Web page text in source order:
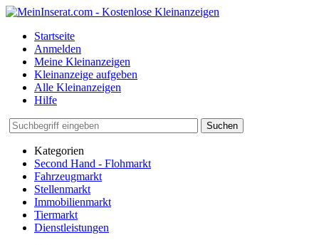
Startseite
Anmelden
Meine Kleinanzeigen
Kleinanzeige aufgeben
Alle Kleinanzeigen
Hilfe
Suchen
Kategorien
Second Hand - Flohmarkt
Fahrzeugmarkt
Stellenmarkt
Immobilienmarkt
Tiermarkt
Dienstleistungen